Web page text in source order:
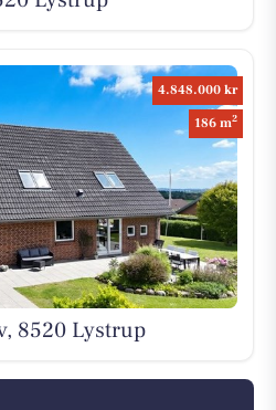
4.848.000 kr
186 m2
8520 Lystrup